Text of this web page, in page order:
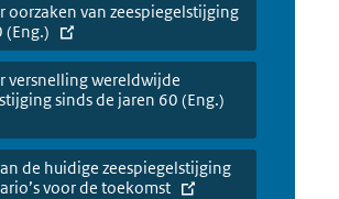
oorzaken van zeespiegelstijging
(Eng.)
versnelling wereldwijde
sinds de jaren 60 (Eng.)
de huidige zeespiegelstijging
voor de toekomst